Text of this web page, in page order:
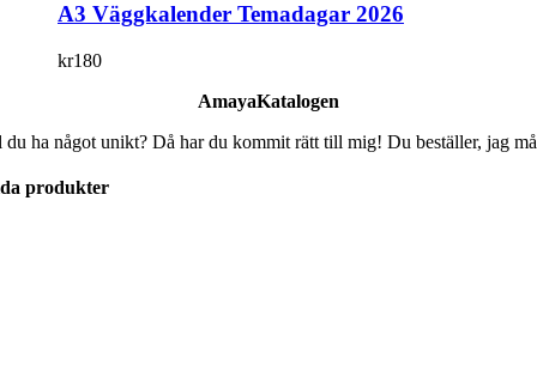
A3 Väggkalender Temadagar 2026
kr180
AmayaKatalogen
ha något unikt? Då har du kommit rätt till mig! Du beställer, jag
produkter